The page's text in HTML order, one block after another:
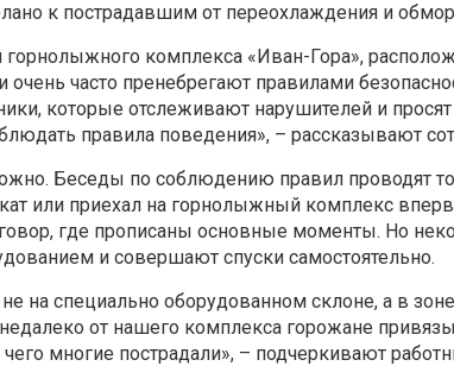
к пострадавшим от переохлаждения и
горнолыжного комплекса «Иван-Гора»,
очень часто пренебрегают правилами
которые отслеживают нарушителей и
правила поведения», – рассказывают
Беседы по соблюдению правил проводят
или приехал на горнолыжный комплекс
где прописаны основные моменты. Но
и совершают спуски самостоятельно.
не на специально оборудованном склоне, а в
от нашего комплекса горожане
многие пострадали», – подчеркивают